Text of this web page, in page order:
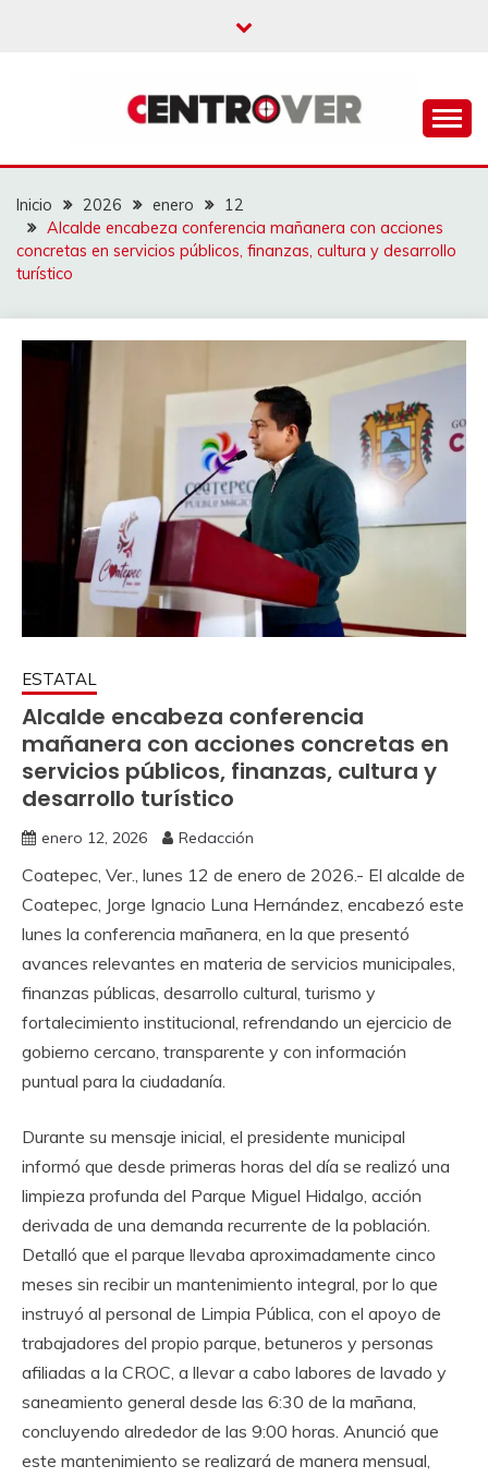
CENTROVER
NOTICIAS
Inicio 2026 enero
12
Alcalde encabeza conferencia mañanera con acciones
concretas en servicios públicos, finanzas, cultura y desarrollo
turístico
ESTATAL
Alcalde encabeza conferencia
mañanera con acciones concretas en
servicios públicos, finanzas, cultura y
desarrollo turístico
enero 12, 2026 Redacción
Coatepec, Ver., lunes 12 de enero de 2026.- El alcalde de
Coatepec, Jorge Ignacio Luna Hernández, encabezó este
lunes la conferencia mañanera, en la que presentó
avances relevantes en materia de servicios municipales,
finanzas públicas, desarrollo cultural, turismo y
fortalecimiento institucional, refrendando un ejercicio de
gobierno cercano, transparente y con información
puntual para la ciudadanía.
Durante su mensaje inicial, el presidente municipal
informó que desde primeras horas del día se realizó una
limpieza profunda del Parque Miguel Hidalgo, acción
derivada de una demanda recurrente de la población.
Detalló que el parque llevaba aproximadamente cinco
meses sin recibir un mantenimiento integral, por lo que
instruyó al personal de Limpia Pública, con el apoyo de
trabajadores del propio parque, betuneros y personas
afiliadas a la CROC, a llevar a cabo labores de lavado y
saneamiento general desde las 6:30 de la mañana,
concluyendo alrededor de las 9:00 horas. Anunció que
este mantenimiento se realizará de manera mensual,